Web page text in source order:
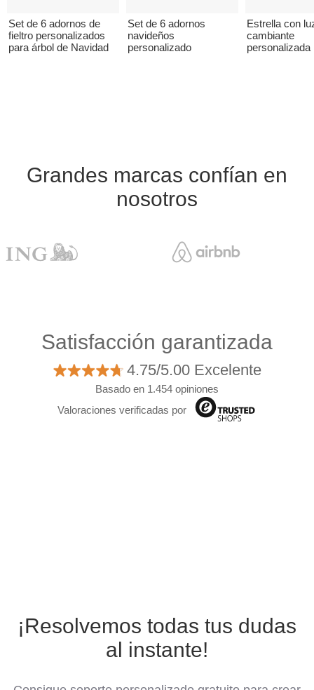
Set de 6 adornos de
fieltro personalizados
para árbol de Navidad
Set de 6 adornos
navideños
personalizado
Estrella con
cambiante
personalizada
Grandes marcas confían en
nosotros
Satisfacción garantizada
4.75/5.00 Excelente
Basado en 1.454 opiniones
Valoraciones verificadas por
¡Resolvemos todas tus dudas
al instante!